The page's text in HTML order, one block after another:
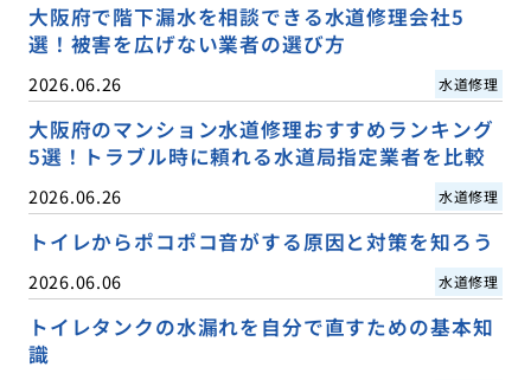
大阪府で階下漏水を相談できる水道修理会社5
選！被害を広げない業者の選び方
2026.06.26 水道修理
大阪府のマンション水道修理おすすめランキング
5選！トラブル時に頼れる水道局指定業者を比較
2026.06.26 水道修理
トイレからポコポコ音がする原因と対策を知ろう
2026.06.06 水道修理
トイレタンクの水漏れを自分で直すための基本知
識